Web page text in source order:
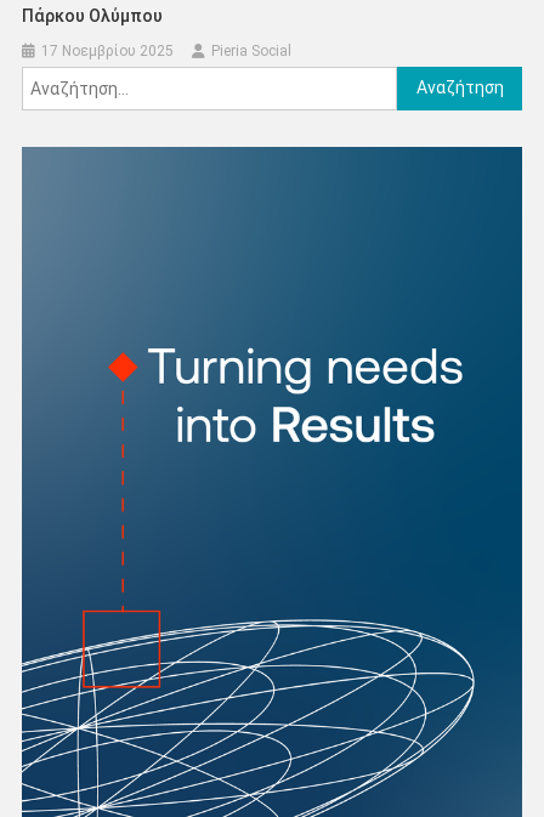
Πάρκου Ολύμπου
17 Νοεμβρίου 2025 Pieria Social
Αναζήτηση
για: